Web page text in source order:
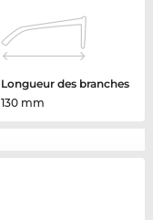
Longueur des branches
130 mm